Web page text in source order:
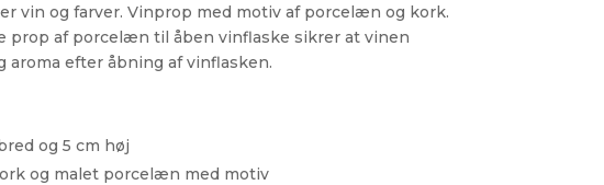
vin og farver. Vinprop med motiv af porcelæn og kork.
prop af porcelæn til åben vinflaske sikrer at vinen
aroma efter åbning af vinflasken.
og 5 cm høj
og malet porcelæn med motiv